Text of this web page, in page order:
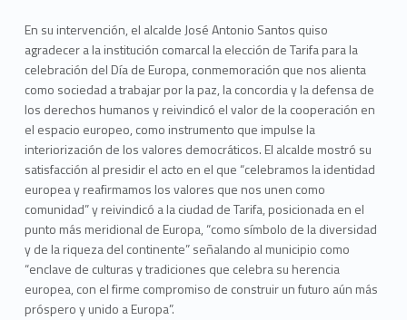
En su intervención, el alcalde José Antonio Santos quiso
agradecer a la institución comarcal la elección de Tarifa para la
celebración del Día de Europa, conmemoración que nos alienta
como sociedad a trabajar por la paz, la concordia y la defensa de
los derechos humanos y reivindicó el valor de la cooperación en
el espacio europeo, como instrumento que impulse la
interiorización de los valores democráticos. El alcalde mostró su
satisfacción al presidir el acto en el que “celebramos la identidad
europea y reafirmamos los valores que nos unen como
comunidad” y reivindicó a la ciudad de Tarifa, posicionada en el
punto más meridional de Europa, “como símbolo de la diversidad
y de la riqueza del continente” señalando al municipio como
“enclave de culturas y tradiciones que celebra su herencia
europea, con el firme compromiso de construir un futuro aún más
próspero y unido a Europa”.